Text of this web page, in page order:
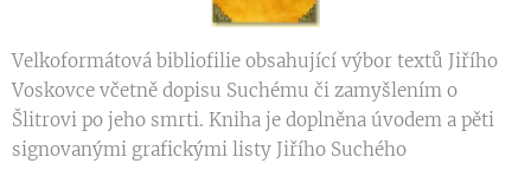
Velkoformátová bibliofilie obsahující výbor textů Jiřího
Voskovce včetně dopisu Suchému či zamyšlením o
Šlitrovi po jeho smrti. Kniha je doplněna úvodem a pěti
signovanými grafickými listy Jiřího Suchého